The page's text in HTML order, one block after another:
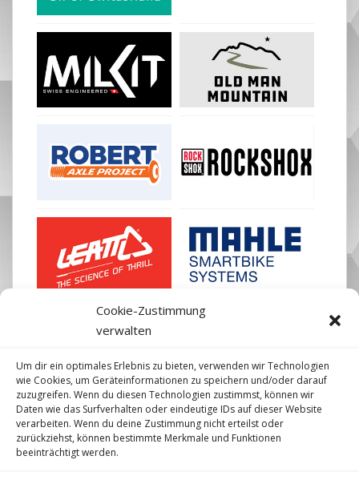
Cookie-Zustimmung
verwalten
Um dir ein optimales Erlebnis zu bieten, verwenden wir Technologien
wie Cookies, um Geräteinformationen zu speichern und/oder darauf
zuzugreifen. Wenn du diesen Technologien zustimmst, können wir
Daten wie das Surfverhalten oder eindeutige IDs auf dieser Website
verarbeiten. Wenn du deine Zustimmung nicht erteilst oder
zurückziehst, können bestimmte Merkmale und Funktionen
beeinträchtigt werden.